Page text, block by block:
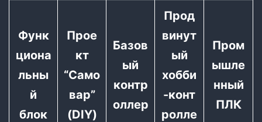
Функ
циона
льны
й
блок
Прое
кт
“Само
вар”
(DIY)
Базов
ый
контр
оллер
Прод
винут
ый
хобби
-конт
ролле
Пром
ышле
нный
ПЛК